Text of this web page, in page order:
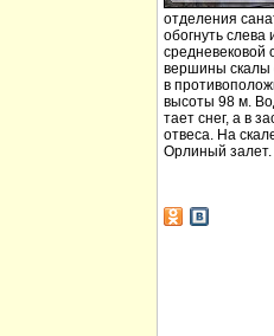
отделения
обогнуть
средневековой
вершины скалы
в
высоты 98 м.
тает снег, а в
отвеса. На
Орлиный залет.